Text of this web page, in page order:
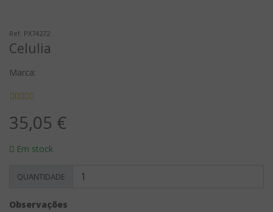
Ref. PX74272
Celulia
Marca:
35,05 €
Em stock
QUANTIDADE
Observações